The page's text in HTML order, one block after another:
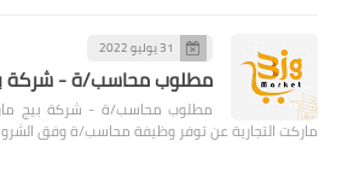
31 يوليو 2022
مطلوب محاسب/ة - شركة
مطلوب محاسب/ة - شركة بيج
ماركت التجارية عن توفر وظيفة محاسب/ة وفق